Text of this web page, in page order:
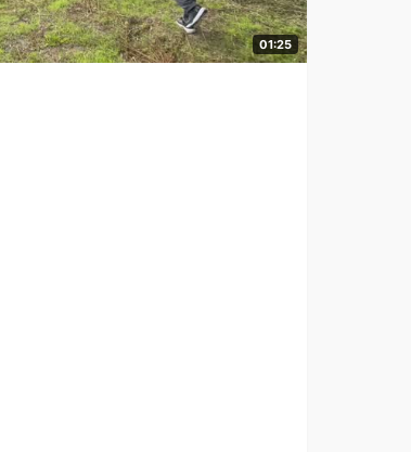
01:25